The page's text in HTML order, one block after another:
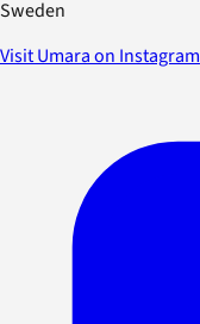
Sweden
Visit Umara on Instagram